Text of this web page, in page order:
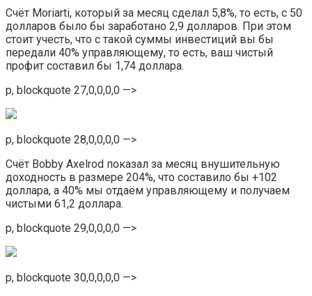
Счёт Moriarti, который за месяц сделал 5,8%, то есть, с 50
долларов было бы заработано 2,9 долларов. При этом
стоит учесть, что с такой суммы инвестиций вы бы
передали 40% управляющему, то есть, ваш чистый
профит составил бы 1,74 доллара.
p, blockquote 27,0,0,0,0 —>
p, blockquote 28,0,0,0,0 —>
Счёт Bobby Axelrod показал за месяц внушительную
доходность в размере 204%, что составило бы +102
доллара, а 40% мы отдаём управляющему и получаем
чистыми 61,2 доллара.
p, blockquote 29,0,0,0,0 —>
p, blockquote 30,0,0,0,0 —>